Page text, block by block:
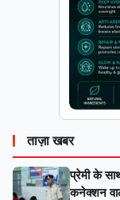
ताज़ा खबर
प्रेमी के
कनेक्शन वाले